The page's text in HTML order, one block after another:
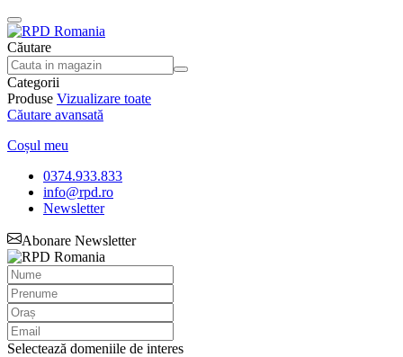
Căutare
Categorii
Produse Vizualizare toate
Căutare avansată
Coșul meu
0374.933.833
info@rpd.ro
Newsletter
Abonare Newsletter
Selectează domeniile de interes